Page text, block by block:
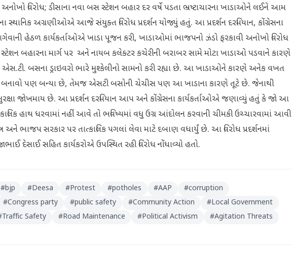
વિરોધ; ડીસાના નવા બસ સ્ટેશન બહાર દર વર્ષે પડતા ભ્રષ્ટાચારના ખાડાઓને લઈને આમ
સ્થાનિક અગ્રણીઓએ આજે ​​સંયુક્ત વિરોધ પ્રદર્શન યોજ્યું હતું. આ પ્રદર્શન દરમિયાન, કોંગ્રેસના
હેઠળ કાર્યકર્તાઓએ ખાડા પૂજન કરી, ખાડાઓમાં ભાજપનો ઝંડો ફરકાવી અનોખો વિરોધ
સ્ટેશન બહારના માર્ગ પર અને નાયબ કલેક્ટર કચેરીની બરાબર સામે મોટા ખાડાઓ પડવાને કારણે
બસના ડ્રાઇવરો ભારે મુશ્કેલીનો સામનો કરી રહ્યા છે. આ ખાડાઓને કારણે અનેક વખત
બનાવો પણ બન્યા છે, તેમજ એસટી બસોની ચેચીસ પણ આ ખાડાના કારણે તૂટે છે. જેનાથી
જોખમાય છે. આ પ્રદર્શન દરમિયાન આપ અને કોંગ્રેસના કાર્યકર્તાઓએ જણાવ્યું હતું કે જો આ
હાથ ધરવામાં નહીં આવે તો ભવિષ્યમાં વધુ ઉગ્ર આંદોલન કરવાની ચીમકી ઉચ્ચારવામાં આવી
અને ભાજપ સરકાર પર તાત્કાલિક પગલાં લેવા માટે દબાણ વધાર્યું છે. આ વિરોધ પ્રદર્શનમાં
દેસાઈ સહિત કાર્યકરોએ ઉપસ્થિત રહી વિરોધ નોંધાવ્યો હતો.
#bjp #Deesa #Protest #potholes #AAP #corruption
#Congress party #public safety #Community Action #Local Government
Traffic Safety #Road Maintenance #Political Activism #Agitation Threats